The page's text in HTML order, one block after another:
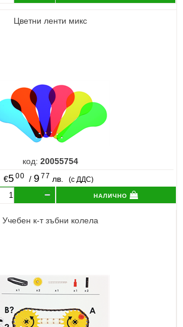
Цветни ленти микс
код: 20055754
€5 00 /9 77 лв. (с ДДС)
налично
Учебен к-т зъбни колела